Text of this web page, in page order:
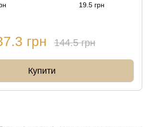
19.5 грн
грн 144.5 грн
Купити